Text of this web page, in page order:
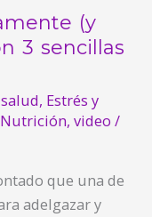
(y
3 sencillas
, Estrés y
Nutrición, video /
que una de
adelgazar y